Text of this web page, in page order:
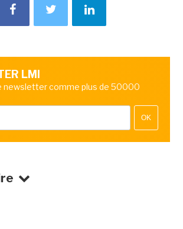
LMI
newsletter comme plus de 50000
OK